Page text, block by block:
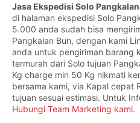
Jasa Ekspedisi Solo
di halaman ekspedisi Solo
5.000 anda sudah bisa
Pangkalan Bun, dengan kami
anda untuk pengiriman barang
termurah dari Solo tujuan
Kg charge min 50 Kg nikmati
bersama kami, via Kapal cepat
tujuan sesuai estimasi. Untuk
Hubungi Team Marketing kami.